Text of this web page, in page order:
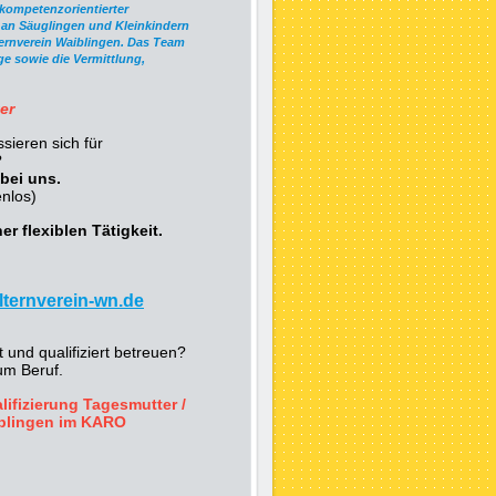
Säuglingen und Kleinkindern
Waiblingen. Das Team
sowie die Vermittlung,
sich für
uns.
flexiblen Tätigkeit.
wn.de
und qualifiziert betreuen?
Beruf.
Tagesmutter /
im KARO